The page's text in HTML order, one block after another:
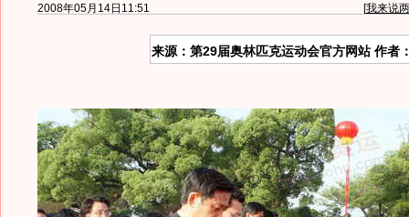
2008年05月14日11:51 [我来说
来源：第29届奥林匹克运动会官方网站 作者